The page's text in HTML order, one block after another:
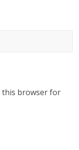
this browser for